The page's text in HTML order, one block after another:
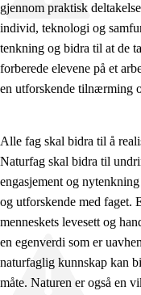
gjennom praktisk
individ, teknologi og
tenkning og bidra til at de
forberede elevene på et
en utforskende tilnærming
Alle fag skal bidra til å
Naturfag skal bidra til
engasjement og
og utforskende med faget.
menneskets levesett og
en egenverdi som er
naturfaglig kunnskap kan
måte. Naturen er også en